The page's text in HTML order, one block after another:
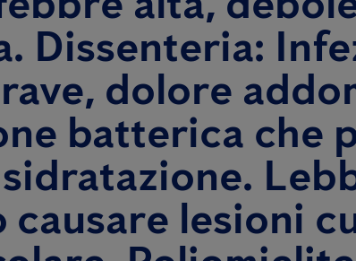
Dissenteria:
dolore
batterica che
lesioni